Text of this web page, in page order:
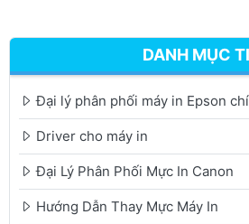
DANH MỤC
Đại lý phân phối máy in Epson
Driver cho máy in
Đại Lý Phân Phối Mực In Canon
Hướng Dẫn Thay Mực Máy In